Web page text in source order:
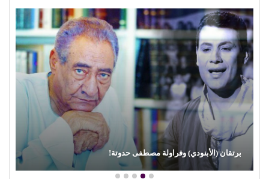
برتقان (الأبنودي) وفراولة مصطفى حدوتة!